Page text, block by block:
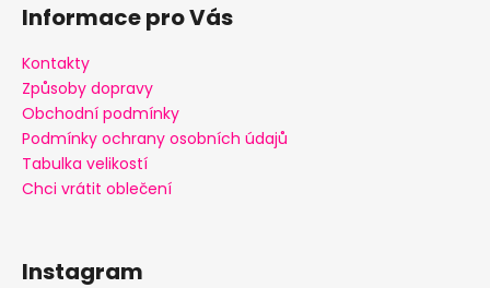
Informace pro Vás
Kontakty
Způsoby dopravy
Obchodní podmínky
Podmínky ochrany osobních údajů
Tabulka velikostí
Chci vrátit oblečení
Instagram